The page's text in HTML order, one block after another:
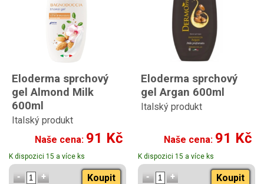
Eloderma sprchový
gel Almond Milk
600ml
Italský produkt
Naše cena: 91 Kč
K dispozici 15 a více ks
Koupit
Eloderma sprchový
gel Argan 600ml
Italský produkt
Naše cena: 91 Kč
K dispozici 15 a více ks
Koupit